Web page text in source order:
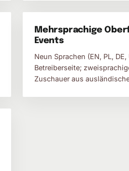
Mehrsprachige
Events
Neun Sprachen (EN, PL,
Betreiberseite;
Zuschauer aus